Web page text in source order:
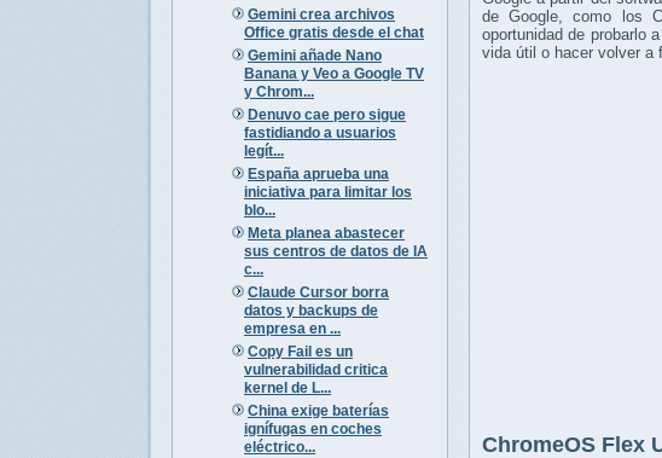
Gemini crea archivos
Office gratis desde el chat
Gemini añade Nano
Banana y Veo a Google TV
y Chrom...
Denuvo cae pero sigue
fastidiando a usuarios
legít...
España aprueba una
iniciativa para limitar los
blo...
Meta planea abastecer
sus centros de datos de IA
c...
Claude Cursor borra
datos y backups de
empresa en ...
Copy Fail es un
vulnerabilidad critica
kernel de L...
China exige baterías
ignífugas en coches
eléctrico...
de Google, como los
oportunidad de probarlo
vida útil o hacer volver a
ChromeOS Flex